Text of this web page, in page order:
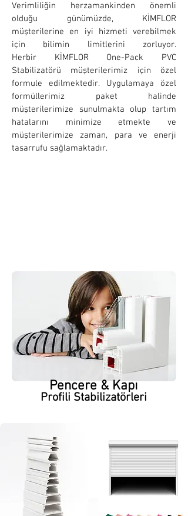
Verimliliğin herzamankinden önemli
olduğu günümüzde, KİMFLOR
müşterilerine en iyi hizmeti verebilmek
için bilimin limitlerini zorluyor.
Herbir KİMFLOR One-Pack PVC
Stabilizatörü müşterilerimiz için özel
formule edilmektedir. Uygulamaya özel
formüllerimiz paket halinde
müşterilerimize sunulmakta olup tartım
hatalarını minimize etmekte ve
müşterilerimize zaman, para ve enerji
tasarrufu sağlamaktadır.
Pencere & Kapı
Profili Stabilizatörleri